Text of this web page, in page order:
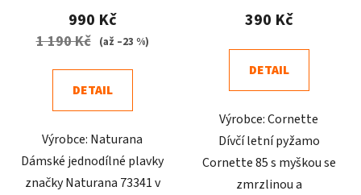
produktu
je
5
990 Kč
1 190 Kč (až –23 %)
DETAIL
Výrobce: Naturana
Dámské jednodílné plavky
značky Naturana 73341 v
produktu
5,0
z
hvězdiček.
390 Kč
DETAIL
Výrobce: Cornette
Dívčí letní pyžamo
Cornette 85 s myškou se
zmrzlinou a